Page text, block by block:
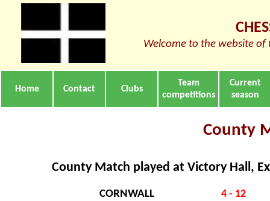
Welcome to the website of
Home Contact Clubs
Team
competitions
Current
season
County
County Match played at Victory Hall,
CORNWALL 4 - 12